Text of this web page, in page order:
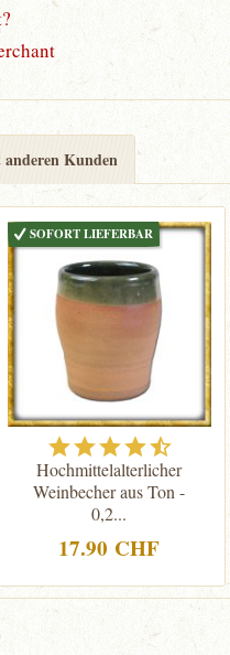
anderen Kunden
SOFORT LIEFERBAR
Hochmittelalterlicher
Weinbecher aus Ton -
0,2...
17.90 CHF